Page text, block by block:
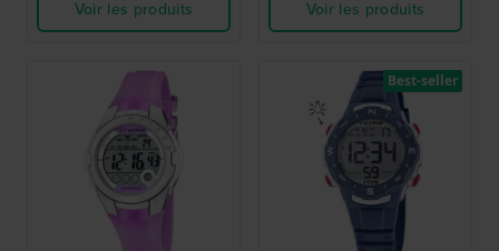
Voir les produits Voir les produits
Best-seller